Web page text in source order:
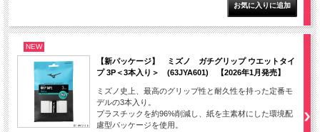
NEW
【新パッケージ】 ミズノ ガチグリップ ウエットタイ
プ 3P＜3本入り＞ (63JYA601) 【2026年1月発売】
ミズノ史上、最高のグリップ性と耐久性を持った定番モ
デルの3本入り。
プラスチックを約96%削減し、紙を主素材にした環境配
慮型パッケージを使用。